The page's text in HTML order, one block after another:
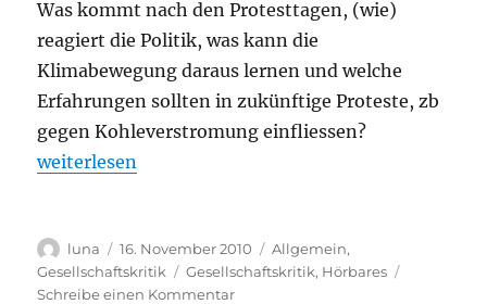
Was kommt nach den Protesttagen, (wie)
reagiert die Politik, was kann die
Klimabewegung daraus lernen und welche
Erfahrungen sollten in zukünftige Proteste, zb
gegen Kohleverstromung einfliessen?
„Castor, und dann?“
weiterlesen
Autor
luna
Veröffentlicht
am
16. November 2010 Kategorien
Allgemein,
Gesellschaftskritik
Schlagwörter
Gesellschaftskritik, Hörbares
Schreibe einen Kommentarzu